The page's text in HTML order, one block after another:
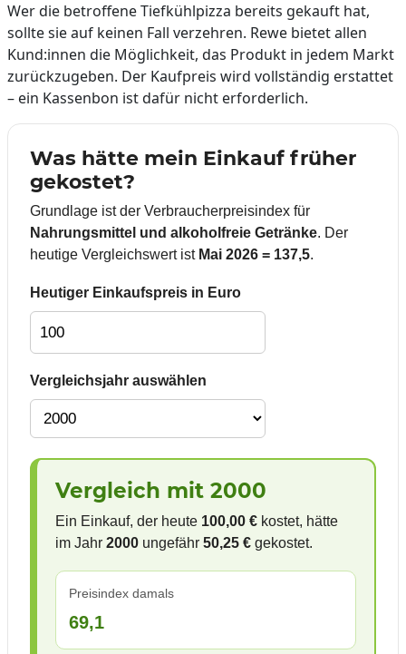
Wer die betroffene Tiefkühlpizza bereits gekauft hat,
sollte sie auf keinen Fall verzehren. Rewe bietet allen
Kund:innen die Möglichkeit, das Produkt in jedem Markt
zurückzugeben. Der Kaufpreis wird vollständig erstattet
– ein Kassenbon ist dafür nicht erforderlich.
Was hätte mein Einkauf früher
gekostet?
Grundlage ist der Verbraucherpreisindex für
Nahrungsmittel und alkoholfreie Getränke. Der
heutige Vergleichswert ist Mai 2026 = 137,5.
Heutiger Einkaufspreis in Euro
Vergleichsjahr auswählen
Vergleich mit 2000
Ein Einkauf, der heute 100,00 € kostet, hätte
im Jahr 2000 ungefähr 50,25 € gekostet.
Preisindex damals
69,1